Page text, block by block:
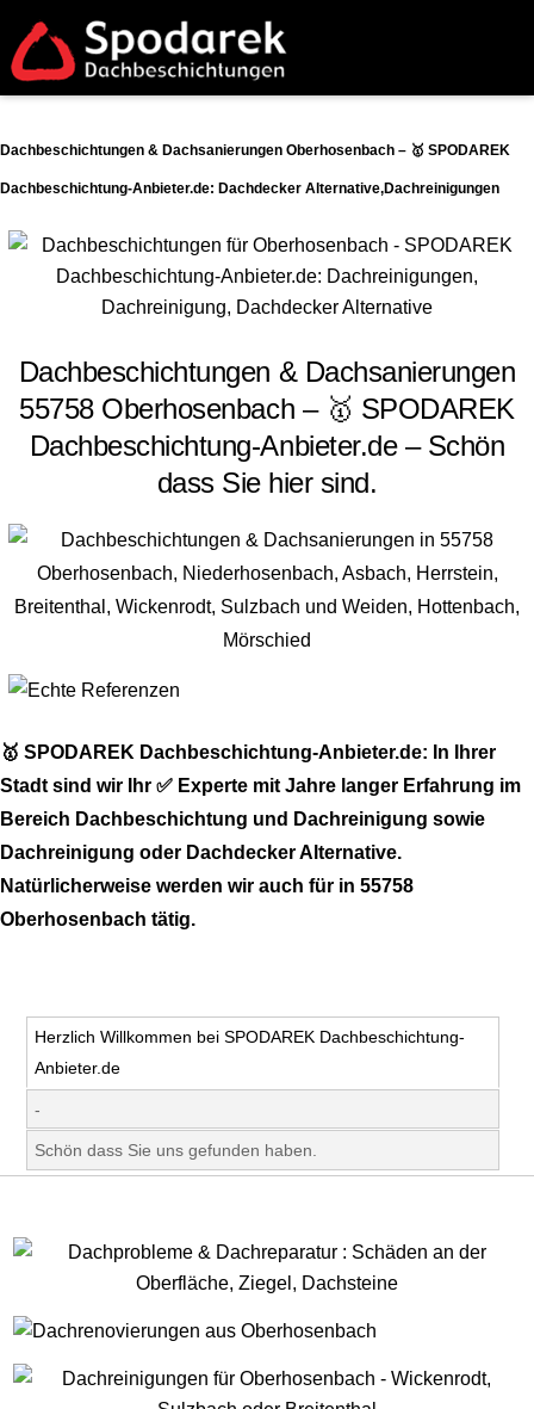
Dachbeschichtungen & Dachsanierungen Oberhosenbach – 🥇 SPODAREK
Dachbeschichtung-Anbieter.de: Dachdecker Alternative,Dachreinigungen
Dachbeschichtungen & Dachsanierungen
55758 Oberhosenbach – 🥇 SPODAREK
Dachbeschichtung-Anbieter.de – Schön
dass Sie hier sind.
🥇 SPODAREK Dachbeschichtung-Anbieter.de: In Ihrer
Stadt sind wir Ihr ✅ Experte mit Jahre langer Erfahrung im
Bereich Dachbeschichtung und Dachreinigung sowie
Dachreinigung oder Dachdecker Alternative.
Natürlicherweise werden wir auch für in 55758
Oberhosenbach tätig.
Herzlich Willkommen bei SPODAREK Dachbeschichtung-
Anbieter.de
-
Schön dass Sie uns gefunden haben.